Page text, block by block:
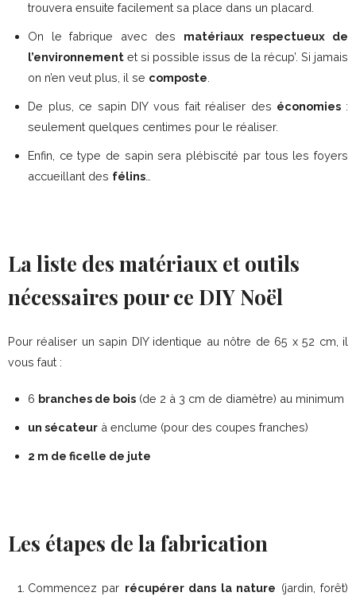
trouvera ensuite facilement sa place dans un placard.
On le fabrique avec des matériaux respectueux de
l’environnement et si possible issus de la récup’. Si jamais
on n’en veut plus, il se composte
De plus, ce sapin DIY vous fait réaliser des économies :
seulement quelques centimes pour le réaliser.
Enfin, ce type de sapin sera plébiscité par tous les foyers
accueillant des félins
La liste des matériaux et outils
nécessaires pour ce DIY Noël
Pour réaliser un sapin DIY identique au nôtre de 65 x 52 cm, il
vous faut :
6 branches de bois (de 2 à 3 cm de diamètre) au minimum
un sécateur à enclume (pour des coupes franches)
2 m de ficelle de jute
Les étapes de la fabrication
Commencez par récupérer dans la nature (jardin, forêt)